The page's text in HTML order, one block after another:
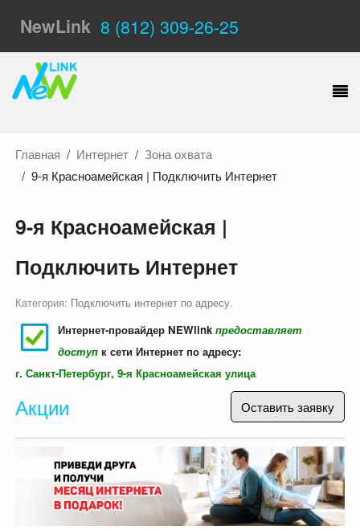
NewLink 8 (812) 309-26-25
Главная Интернет
Зона охвата
9-я Красноамейская | Подключить Интернет
9-я Красноамейская |
Подключить Интернет
Категория: Подключить интернет по адресу.
Интернет-провайдер NEWlink предоставляет
доступк сети Интернет по адресу:
г. Санкт-Петербург, 9-я Красноамейская улица
Акции Оставить заявку